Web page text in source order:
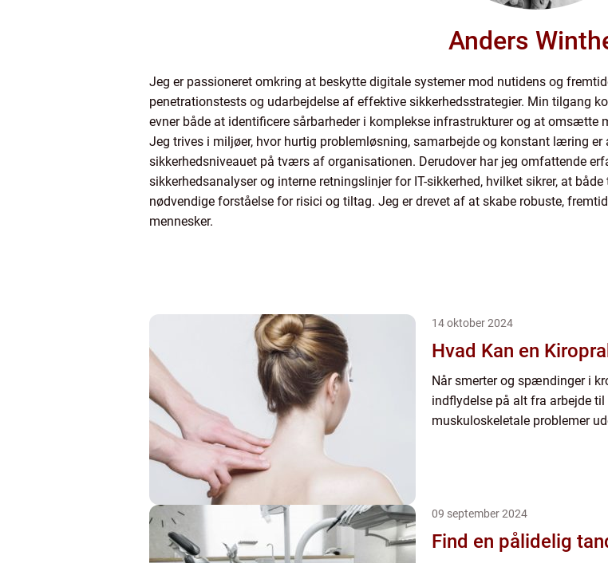
Anders
Jeg er passioneret omkring at beskytte digitale systemer mod nutidens og
penetrationstests og udarbejdelse af effektive sikkerhedsstrategier. Min tilgang
evner både at identificere sårbarheder i komplekse infrastrukturer og at omsætte
Jeg trives i miljøer, hvor hurtig problemløsning, samarbejde og konstant læring
sikkerhedsniveauet på tværs af organisationen. Derudover har jeg omfattende
sikkerhedsanalyser og interne retningslinjer for IT-sikkerhed, hvilket sikrer, at
nødvendige forståelse for risici og tiltag. Jeg er drevet af at skabe robuste,
mennesker.
14 oktober 2024
Hvad Kan en
Når smerter og spændinger i
indflydelse på alt fra arbejde
muskuloskeletale problemer
09 september 2024
Find en pålidelig